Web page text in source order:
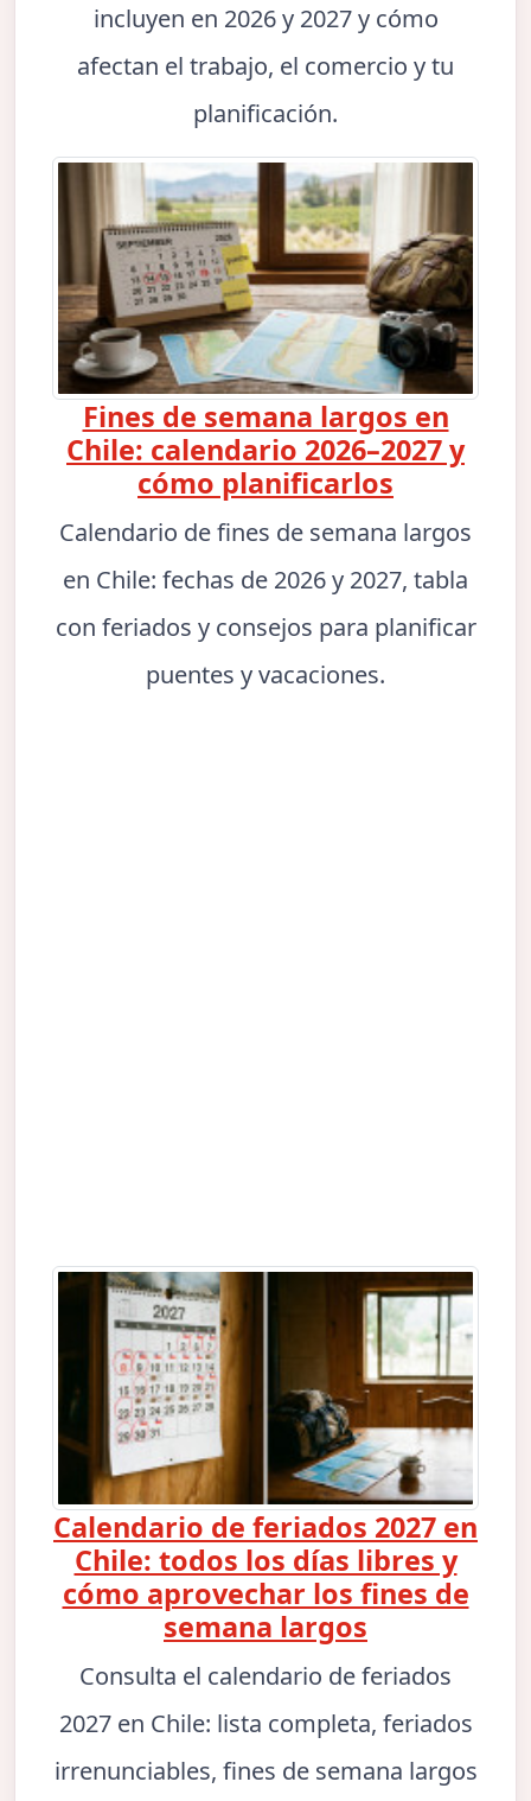
incluyen en 2026 y 2027 y cómo
afectan el trabajo, el comercio y tu
planificación.
Fines de semana largos en
Chile: calendario 2026–2027 y
cómo planificarlos
Calendario de fines de semana largos
en Chile: fechas de 2026 y 2027, tabla
con feriados y consejos para planificar
puentes y vacaciones.
Calendario de feriados 2027 en
Chile: todos los días libres y
cómo aprovechar los fines de
semana largos
Consulta el calendario de feriados
2027 en Chile: lista completa, feriados
irrenunciables, fines de semana largos